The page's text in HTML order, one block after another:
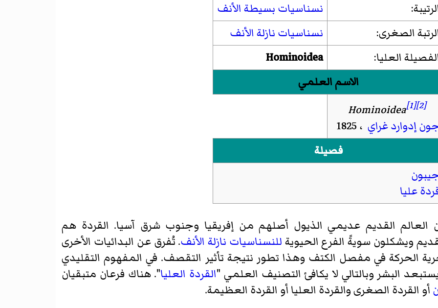
نسناسيات بسيطة الأنف
الصغرى:
نسناسيات نازلة الأنف
العليا:
Hominoidea
الاسم العلمي
Hominoidea[1][2]
إدوارد غراي ، 1825
فصيلة
عليا
القديم عديمي الذيول أصلهم من إفريقيا وجنوب شرق آسيا. القردة هم
ويشكلون سويةً الفرع الحيوية للنسناسيات نازلة الأنف. تُفرق عن البدائيات الأخرى
الحركة في مفصل الكتف وهذا تطور نتيجة تأثير التقصف. في المفهوم التقليدي
البشر وبالتالي لا يكافئ التصنيف العلمي "القردة العليا". هناك فرعان متبقيان
أو القردة الصغرى والقردة العليا أو القردة العظيمة.